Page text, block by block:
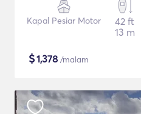
Kapal Pesiar Motor
42 ft
13 m
$1,378 /malam